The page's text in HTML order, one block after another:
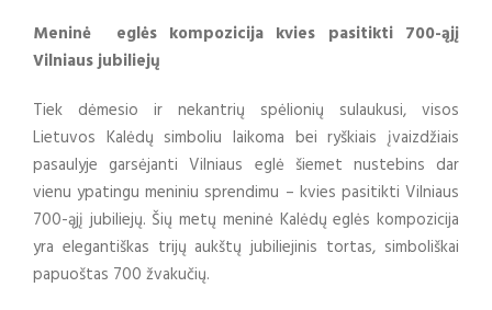
Meninė eglės kompozicija kvies pasitikti 700-ąjį
Vilniaus jubiliejų
Tiek dėmesio ir nekantrių spėlionių sulaukusi, visos
Lietuvos Kalėdų simboliu laikoma bei ryškiais įvaizdžiais
pasaulyje garsėjanti Vilniaus eglė šiemet nustebins dar
vienu ypatingu meniniu sprendimu – kvies pasitikti Vilniaus
700-ąjį jubiliejų. Šių metų meninė Kalėdų eglės kompozicija
yra elegantiškas trijų aukštų jubiliejinis tortas, simboliškai
papuoštas 700 žvakučių.